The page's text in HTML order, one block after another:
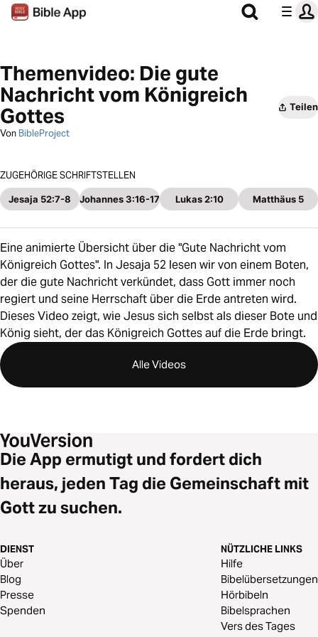
Themenvideo: Die gute
Nachricht vom Königreich
Gottes
Von BibleProject
Teilen
ZUGEHÖRIGE SCHRIFTSTELLEN
Jesaja 52:7-8 Johannes 3:16-17 Lukas 2:10 Matthäus 5
Eine animierte Übersicht über die "Gute Nachricht vom
Königreich Gottes". In Jesaja 52 lesen wir von einem Boten,
der die gute Nachricht verkündet, dass Gott immer noch
regiert und seine Herrschaft über die Erde antreten wird.
Dieses Video zeigt, wie Jesus sich selbst als dieser Bote und
König sieht, der das Königreich Gottes auf die Erde bringt.
Alle Videos
Die App ermutigt und fordert dich
heraus, jeden Tag die Gemeinschaft mit
Gott zu suchen.
DIENST
Über
Blog
Presse
Spenden
NÜTZLICHE LINKS
Hilfe
Bibelübersetzungen
Hörbibeln
Bibelsprachen
Vers des Tages